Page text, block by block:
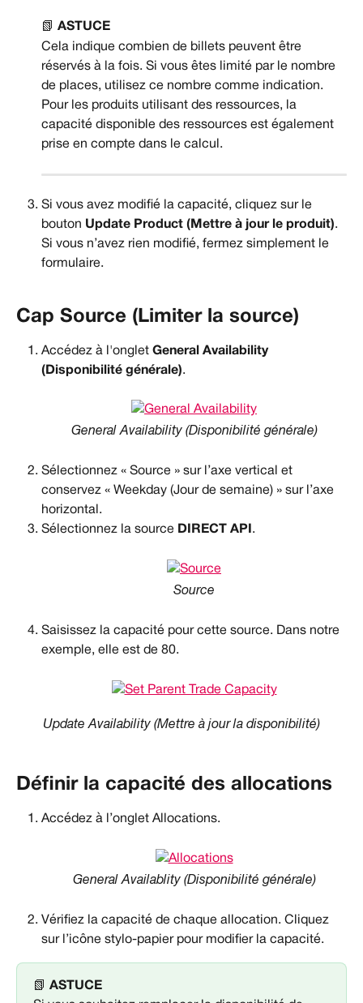
📗 ASTUCE
Cela indique combien de billets peuvent être
réservés à la fois. Si vous êtes limité par le nombre
de places, utilisez ce nombre comme indication.
Pour les produits utilisant des ressources, la
capacité disponible des ressources est également
prise en compte dans le calcul.
Si vous avez modifié la capacité, cliquez sur le
bouton Update Product (Mettre à jour le produit).
Si vous n’avez rien modifié, fermez simplement le
formulaire.
Cap Source (Limiter la source)
Accédez à l'onglet General Availability
(Disponibilité générale).
General Availability (Disponibilité générale)
Sélectionnez « Source » sur l’axe vertical et
conservez « Weekday (Jour de semaine) » sur l’axe
horizontal.
Sélectionnez la source DIRECT API .
Source
Saisissez la capacité pour cette source. Dans notre
exemple, elle est de 80.
Update Availability (Mettre à jour la disponibilité)
Définir la capacité des allocations
Accédez à l’onglet Allocations.
General Availablity (Disponibilité générale)
Vérifiez la capacité de chaque allocation. Cliquez
sur l’icône stylo-papier pour modifier la capacité.
📗 ASTUCE